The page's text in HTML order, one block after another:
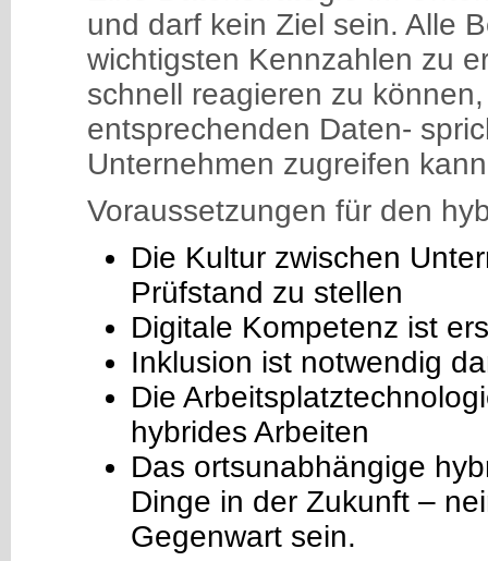
und darf kein Ziel sein. Alle
wichtigsten Kennzahlen zu
schnell reagieren zu
entsprechenden Daten-
Unternehmen zugreifen
Voraussetzungen für den
Die Kultur zwischen
Prüfstand zu stellen
Digitale Kompetenz ist
Inklusion ist notwendig
Die
hybrides Arbeiten
Das ortsunabhängige
Dinge in der Zukunft –
Gegenwart sein.